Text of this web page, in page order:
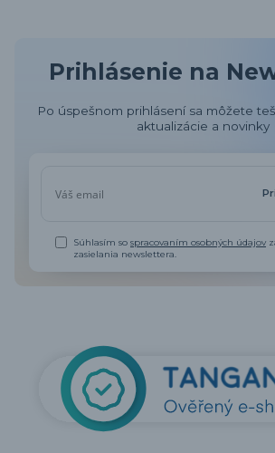
Prihlásenie na
Po úspešnom prihlásení sa môžete
aktualizácie a novinky
Súhlasím sospracovaním osobných údajov
zasielania newslettera.